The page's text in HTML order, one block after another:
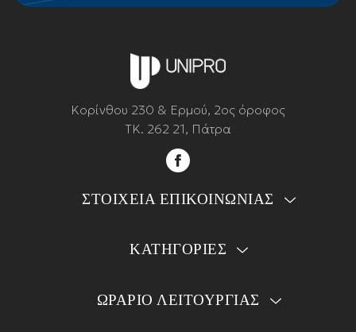
Κορίνθου 230 & Ερμού, 2ος όροφος
ΤΚ. 262 21, Πάτρα
ΣΤΟΙΧΕΙΑ ΕΠΙΚΟΙΝΩΝΙΑΣ
ΚΑΤΗΓΟΡΙΕΣ
ΩΡΑΡΙΟ ΛΕΙΤΟΥΡΓΙΑΣ